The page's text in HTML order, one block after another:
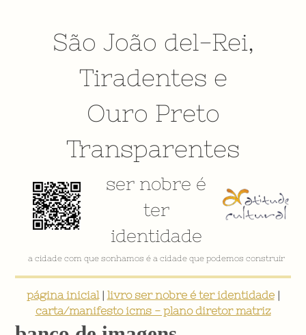
São João del-Rei,
Tiradentes e
Ouro Preto
Transparentes
ser nobre é
ter
identidade
VÍDEO INSTITUCIONAL
página inicial| livro ser nobre é ter identidade|
carta/manifesto icms - plano diretor matriz